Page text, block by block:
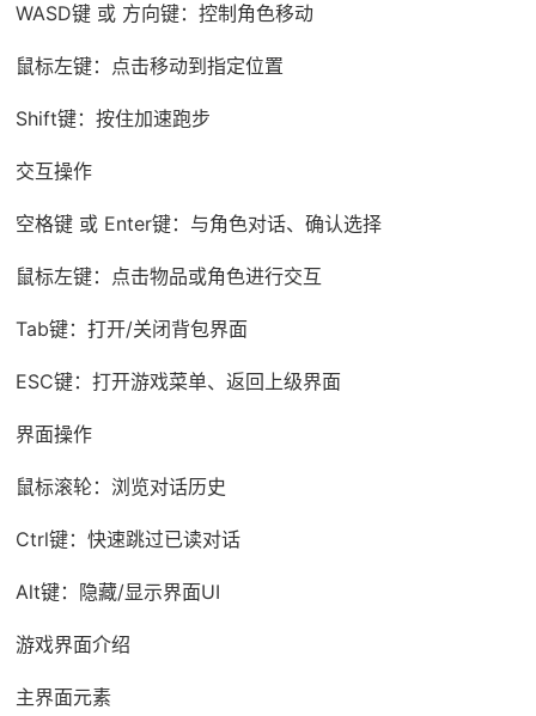
WASD键 或 方向键：控制角色移动
鼠标左键：点击移动到指定位置
Shift键：按住加速跑步
交互操作
空格键 或 Enter键：与角色对话、确认选择
鼠标左键：点击物品或角色进行交互
Tab键：打开/关闭背包界面
ESC键：打开游戏菜单、返回上级界面
界面操作
鼠标滚轮：浏览对话历史
Ctrl键：快速跳过已读对话
Alt键：隐藏/显示界面UI
游戏界面介绍
主界面元素